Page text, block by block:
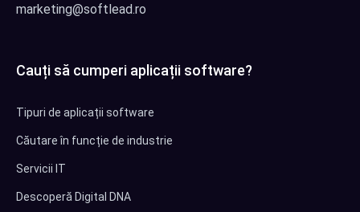
marketing@softlead.ro
Cauți să cumperi aplicații software?
Tipuri de aplicații software
Căutare în funcție de industrie
Servicii IT
Descoperă Digital DNA